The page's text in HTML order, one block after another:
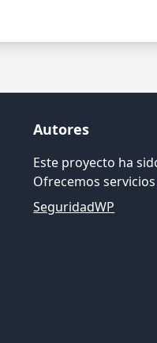
Autores
Este proyecto ha
Ofrecemos
SeguridadWP